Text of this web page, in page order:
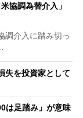
協調為替介入」
調介入に踏み切っ
失を投資家として
は足踏み」が意味